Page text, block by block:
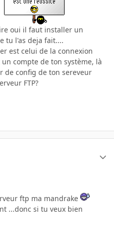
oui il faut installer un
tu l'as deja fait....
est celui de la connexion
compte de ton système, là
de config de ton sereveur
FTP?
ftp ma mandrake
...donc si tu veux bien